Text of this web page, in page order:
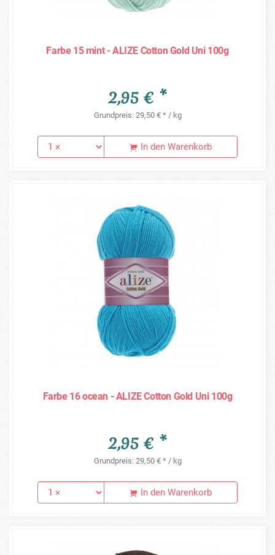
Farbe 15 mint - ALIZE Cotton Gold Uni 100g
2,95 € *
Grundpreis: 29,50 € * / kg
In den Warenkorb
Farbe 16 ocean - ALIZE Cotton Gold Uni 100g
2,95 € *
Grundpreis: 29,50 € * / kg
In den Warenkorb